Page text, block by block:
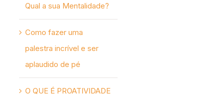
Qual a sua Mentalidade?
Como fazer uma
palestra incrível e ser
aplaudido de pé
O QUE É PROATIVIDADE